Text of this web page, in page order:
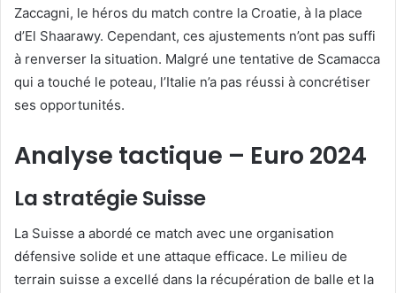
Zaccagni, le héros du match contre la Croatie, à la place
d’El Shaarawy. Cependant, ces ajustements n’ont pas suffi
à renverser la situation. Malgré une tentative de Scamacca
qui a touché le poteau, l’Italie n’a pas réussi à concrétiser
ses opportunités.
Analyse tactique – Euro 2024
La stratégie Suisse
La Suisse a abordé ce match avec une organisation
défensive solide et une attaque efficace. Le milieu de
terrain suisse a excellé dans la récupération de balle et la